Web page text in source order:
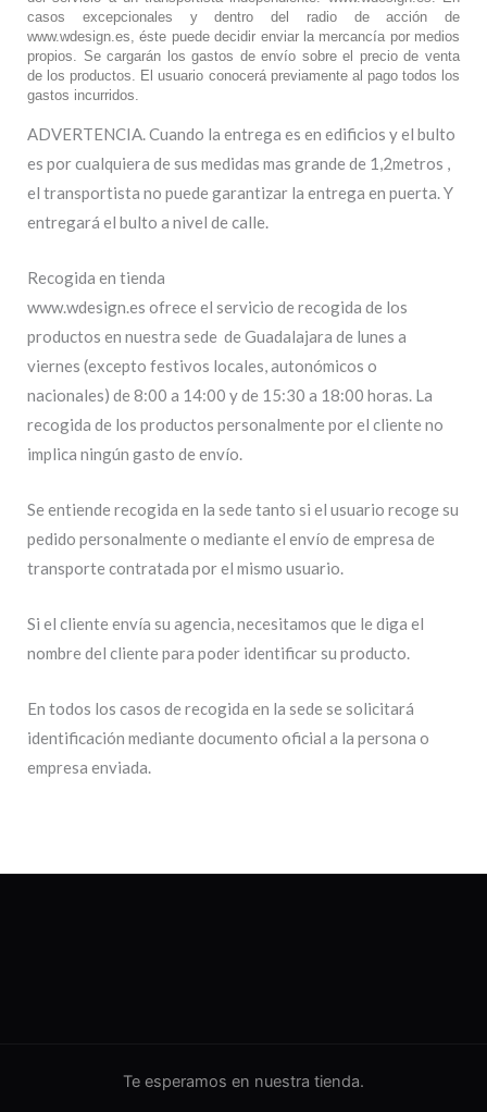
casos excepcionales y dentro del radio de acción de
www.wdesign.es, éste puede decidir enviar la mercancía por medios
propios. Se cargarán los gastos de envío sobre el precio de venta
de los productos. El usuario conocerá previamente al pago todos los
gastos incurridos.
ADVERTENCIA. Cuando la entrega es en edificios y el bulto
es por cualquiera de sus medidas mas grande de 1,2metros ,
el transportista no puede garantizar la entrega en puerta. Y
entregará el bulto a nivel de calle.
Recogida en tienda
www.wdesign.es ofrece el servicio de recogida de los
productos en nuestra sede de Guadalajara de lunes a
viernes (excepto festivos locales, autonómicos o
nacionales) de 8:00 a 14:00 y de 15:30 a 18:00 horas. La
recogida de los productos personalmente por el cliente no
implica ningún gasto de envío.
Se entiende recogida en la sede tanto si el usuario recoge su
pedido personalmente o mediante el envío de empresa de
transporte contratada por el mismo usuario.
Si el cliente envía su agencia, necesitamos que le diga el
nombre del cliente para poder identificar su producto.
En todos los casos de recogida en la sede se solicitará
identificación mediante documento oficial a la persona o
empresa enviada.
Te esperamos en nuestra tienda.